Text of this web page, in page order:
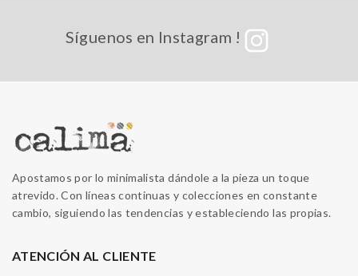
Síguenos en Instagram !
Apostamos por lo minimalista dándole a la pieza un toque
atrevido. Con líneas continuas y colecciones en constante
cambio, siguiendo las tendencias y estableciendo las propias.
ATENCIÓN AL CLIENTE